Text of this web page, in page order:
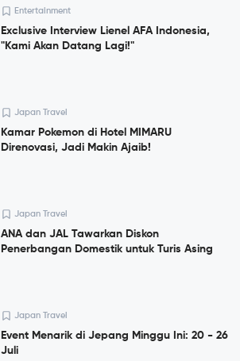
Entertainment
Exclusive Interview Lienel AFA Indonesia,
"Kami Akan Datang Lagi!"
Japan Travel
Kamar Pokemon di Hotel MIMARU
Direnovasi, Jadi Makin Ajaib!
Japan Travel
ANA dan JAL Tawarkan Diskon
Penerbangan Domestik untuk Turis Asing
Japan Travel
Event Menarik di Jepang Minggu Ini: 20 - 26
Juli